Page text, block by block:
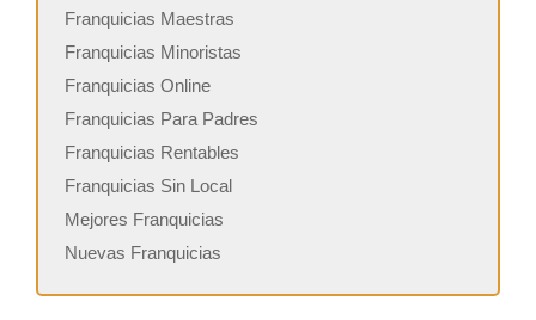
Franquicias Maestras
Franquicias Minoristas
Franquicias Online
Franquicias Para Padres
Franquicias Rentables
Franquicias Sin Local
Mejores Franquicias
Nuevas Franquicias